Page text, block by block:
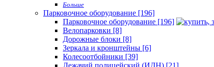
Больше
Парковочное оборудование [196]
Парковочное оборудование [196]
Велопарковки [8]
Дорожные блоки [8]
Зеркала и кронштейны [6]
Колесоотбойники [39]
Лежачий полицейский (ИДН) [21]